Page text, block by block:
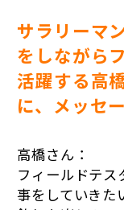
サラリーマ
をしながら
活躍する高
に、メッセ
高橋さん：
フィールドテス
事をしていきた